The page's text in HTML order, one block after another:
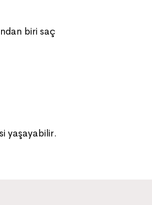
biri saç
yaşayabilir.